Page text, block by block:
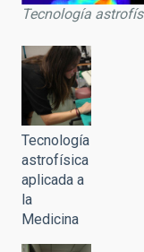
Tecnología
Tecnología
astrofísica
aplicada a
la
Medicina